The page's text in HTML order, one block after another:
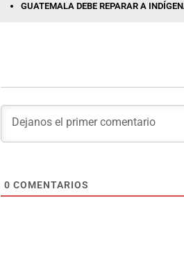
GUATEMALA DEBE REPARAR A
0 COMENTARIOS